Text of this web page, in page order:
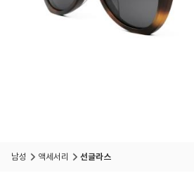
남성 액세서리 선글라스